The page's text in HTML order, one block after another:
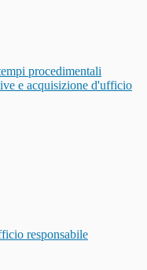
procedimentali
e acquisizione d'ufficio
responsabile